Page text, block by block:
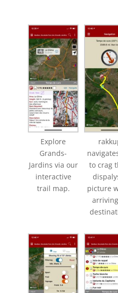
Explore
Grands-
Jardins via our
interactive
trail map.
to crag
picture